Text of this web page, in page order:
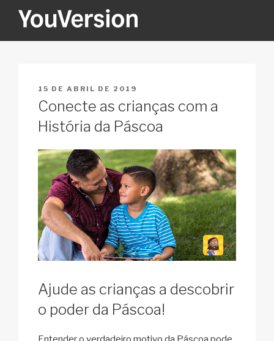
YOUVERSION
PUBLICADO
EM
15 DE ABRIL DE 2019
Conecte as crianças com a
História da Páscoa
Ajude as crianças a descobrir
o poder da Páscoa!